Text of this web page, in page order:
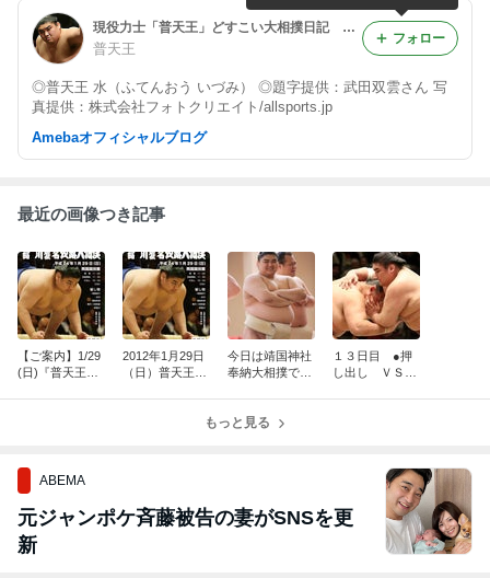
現役力士「普天王」どすこい大相撲日記 Powered by アメブロ
普天王
◎普天王 水（ふてんおう いづみ） ◎題字提供：武田双雲さん 写
真提供：株式会社フォトクリエイト/allsports.jp
フォロー
Amebaオフィシャルブログ
最近の画像つき記事
【ご案内】1/29
(日)『普天王引
2012年1月29日
（日）普天王引
今日は靖国神社
奉納大相撲でし
１３日目 ●押
し出し ＶＳ土
もっと見る
ABEMA
元ジャンポケ斉藤被告の妻がSNSを更
新